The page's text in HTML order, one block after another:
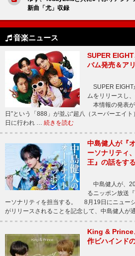
新曲「尤」収録
音楽ニュース
SUPER
バム発売＆ア
SUPER EIGHT
ムをリリースし
本情報の発表が
日”という「888」が並ぶ“超八（スーパーエイ
日に行われ … 続きを読む
中島健人が『
ーソナリティ
王』の話をす
中島健人が、
るニッポン放送
ーソナリティを担当する。 8月19日にニュー
がリリースされることを記念して、中島健人が
King & Prince
作ビハインド